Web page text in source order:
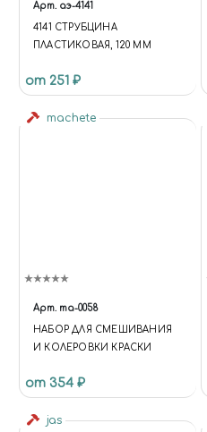
Арт. аэ-4141
4141 СТРУБЦИНА
ПЛАСТИКОВАЯ, 120 ММ
от 251 ₽
machete
Арт. ma-0058
НАБОР ДЛЯ СМЕШИВАНИЯ
И КОЛЕРОВКИ КРАСКИ
от 354 ₽
jas